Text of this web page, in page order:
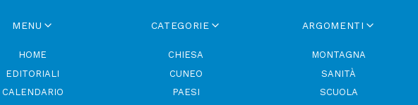
MENU
HOME
EDITORIALI
CALENDARIO
CATEGORIE
CHIESA
CUNEO
PAESI
ARGOMENTI
MONTAGNA
SANITÀ
SCUOLA